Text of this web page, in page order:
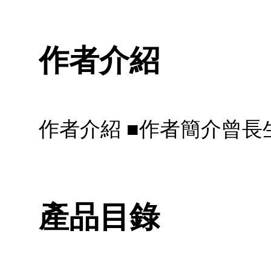
作者介紹
作者介紹 ■作者簡介曾長
產品目錄